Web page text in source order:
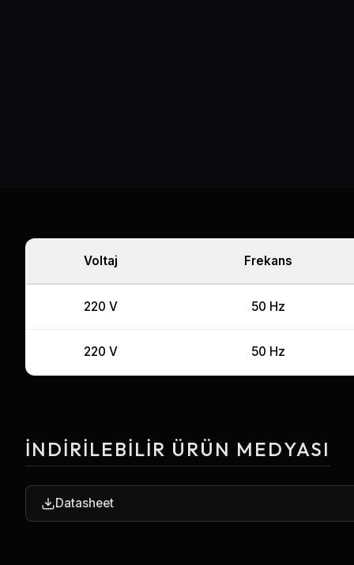
Voltaj Frekans
220 V 50 Hz
220 V 50 Hz
İNDIRILEBILIR ÜRÜN MEDYASI
Datasheet